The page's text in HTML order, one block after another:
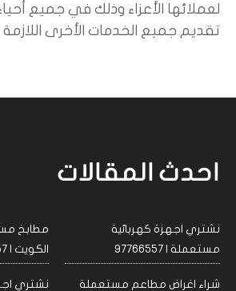
لعملائها الأعزاء وذلك في جميع
تقديم جميع الخدمات الأخرى
احدث المقالات
نشتري اجهزة كهربائية
مستعملة | 97766557
مطابخ
الكويت | 97766557
شراء اغراض مطاعم مستعملة
نشتري